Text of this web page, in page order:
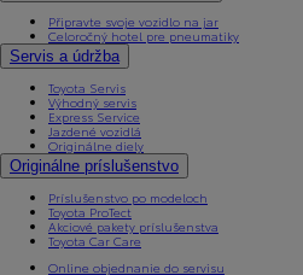
Připravte svoje vozidlo na jar
Celoročný hotel pre pneumatiky
Servis a údržba
Toyota Servis
Výhodný servis
Express Service
Jazdené vozidlá
Originálne diely
Originálne príslušenstvo
Príslušenstvo po modeloch
Toyota ProTect
Akciové pakety príslušenstva
Toyota Car Care
Online objednanie do servisu